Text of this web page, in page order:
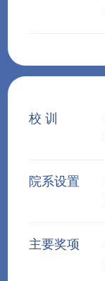
校 训
院系设置
主要奖项